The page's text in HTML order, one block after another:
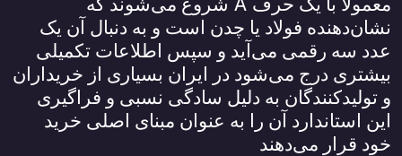
نشان‌دهنده فولاد یا چدن است و به دنبال آن یک
عدد سه رقمی می‌آید و سپس اطلاعات تکمیلی
بیشتری درج می‌شود در ایران بسیاری از خریداران
و تولیدکنندگان به دلیل سادگی نسبی و فراگیری
این استاندارد آن را به عنوان مبنای اصلی خرید
خود قرار می‌دهند